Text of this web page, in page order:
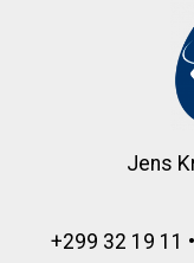
Jens
+299 32 19 11 •